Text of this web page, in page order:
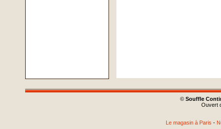
© Souffle
Ouvert
Le magasin à Paris -